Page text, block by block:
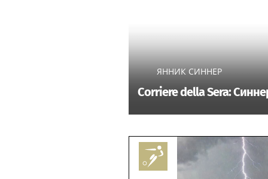
ЯННИК СИННЕР
Corriere della Sera: